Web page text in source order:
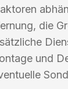
die
und